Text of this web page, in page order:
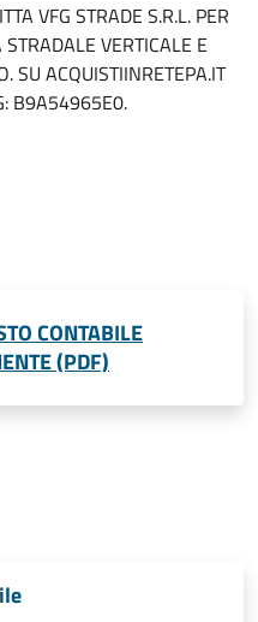
VFG STRADE S.R.L. PER
VERTICALE E
SU ACQUISTIINRETEPA.IT
B9A54965E0.
CONTABILE
(PDF)